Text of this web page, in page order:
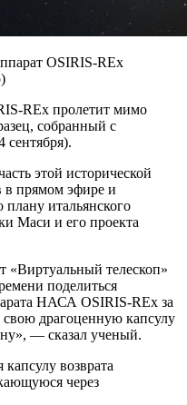
REx пролетит мимо
собранный с
сентября).
этой исторической
в прямом эфире и
плану итальянского
Маси и его проекта
«Виртуальный телескоп»
поделиться
НАСА OSIRIS-REx за
свою драгоценную капсулу
— сказал ученый.